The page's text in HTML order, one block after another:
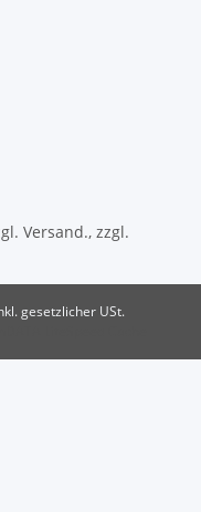
Versand., zzgl.
gesetzlicher USt.